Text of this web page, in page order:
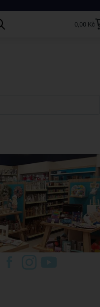
0,00 Kč